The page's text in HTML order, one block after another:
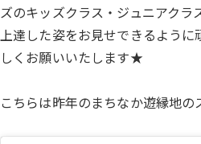
ズのキッズクラス・ジュニアクラ
上達した姿をお見せできるよう
しくお願いいたします★
こちらは昨年のまちなか遊縁地の